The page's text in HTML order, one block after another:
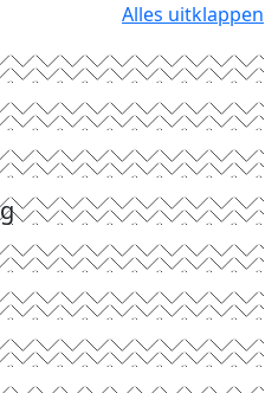
Alles uitklappen